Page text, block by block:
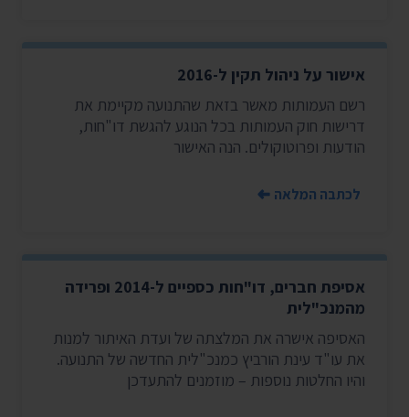
אישור על ניהול תקין ל-2016
רשם העמותות מאשר בזאת שהתנועה מקיימת את
דרישות חוק העמותות בכל הנוגע להגשת דו"חות,
הודעות ופרוטוקולים. הנה האישור
לכתבה המלאה
אסיפת חברים, דו"חות כספיים ל-2014 ופרידה
מהמנכ"לית
האסיפה אישרה את המלצתה של ועדת האיתור למנות
את עו"ד עינת הורביץ כמנכ"לית החדשה של התנועה.
והיו החלטות נוספות – מוזמנים להתעדכן